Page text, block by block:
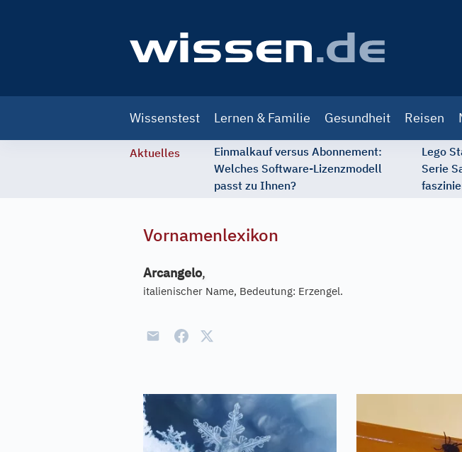
navigation
Wissenstest Lernen & Familie Gesundheit Reisen
Aktuelles
Einmalkauf versus Abonnement:
Welches Software-Lizenzmodell
passt zu Ihnen?
Lego
Serie
Vornamenlexikon
Arcangelo,
italienischer Name, Bedeutung: Erzengel.